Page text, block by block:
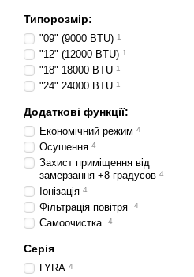
Типорозмір:
"09" (9000 BTU) 1
"12" (12000 BTU) 1
"18" 18000 BTU 1
"24" 24000 BTU 1
Додаткові функції:
Економічний режим 4
Осушення 4
Захист приміщення від
замерзання +8 градусов 4
Іонізація 4
Фільтрація повітря 4
Самоочистка 4
Серія
LYRA 4